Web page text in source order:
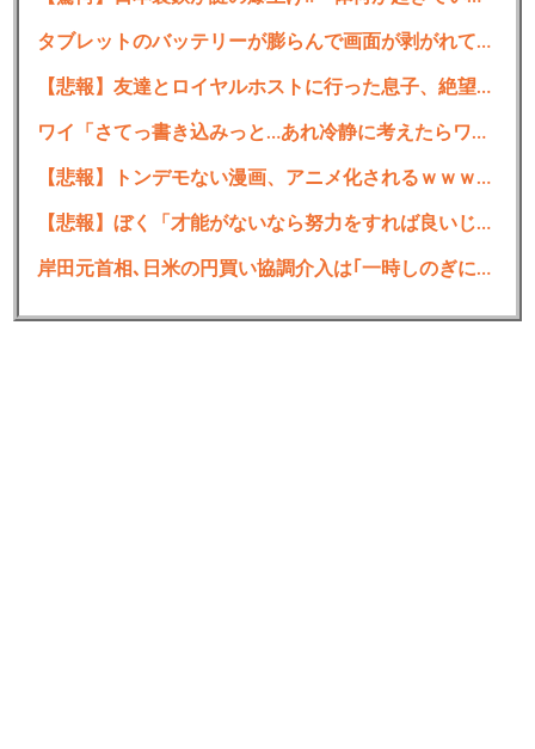
思考 2021/09/28(火) 19:25:57.52 ID:GAsMRHzj0
思考 2021/09/28(火) 19:26:28.88 ID:QhzYnQS5d
アプデ継続中やぞ
2021/09/28(火) 19:26:04.15 ID:QhzYnQS5d
なんJ民はまだやっとるんやろ？
6:思考 2021/09/28(火) 19:26:28.40 ID:Y0NFW9Qh0
タブレットのバッテリーが膨らんで画面が剥がれてきたんやが
【悲報】友達とロイヤルホストに行った息子、絶望ｗｗｗｗｗｗｗ
ワイ「さてっ書き込みっと…あれ冷静に考えたらワイ間違ってるわ」←これの対処法
【悲報】トンデモない漫画、アニメ化されるｗｗｗｗｗｗｗｗｗ
【悲報】ぼく「才能がないなら努力をすれば良いじゃない」お前ら「努力できるのも才能だよ」
岸田元首相､日米の円買い協調介入は｢一時しのぎに過ぎない｣｢財政政策､金融政策でやるべきことをしっかりやっておくことが大事｣